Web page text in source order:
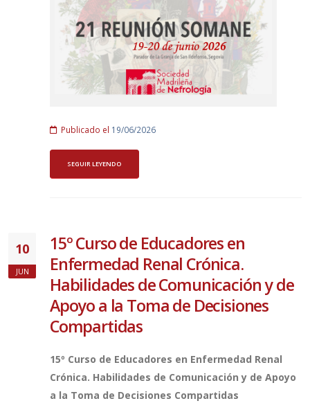
Publicado el 19/06/2026
SEGUIR LEYENDO
10
JUN
15º Curso de Educadores en
Enfermedad Renal Crónica.
Habilidades de Comunicación y de
Apoyo a la Toma de Decisiones
Compartidas
15º Curso de Educadores en Enfermedad Renal
Crónica. Habilidades de Comunicación y de Apoyo
a la Toma de Decisiones Compartidas